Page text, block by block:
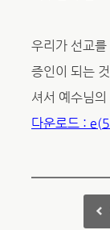
우리가 선교를
증인이 되는
셔서 예수님
다운로드 :